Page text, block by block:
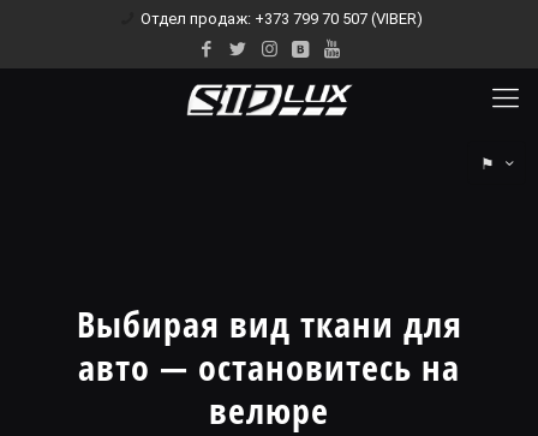
Отдел продаж: +373 799 70 507 (VIBER)
⚑
Выбирая вид ткани для
авто — остановитесь на
велюре